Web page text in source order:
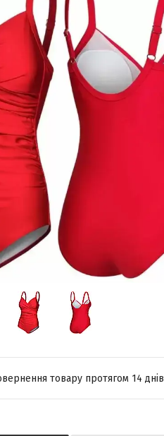
товару протягом 14 днів